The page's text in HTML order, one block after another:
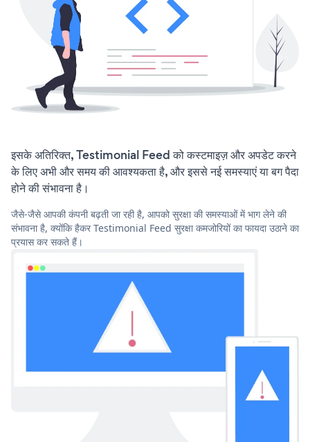
इसके अतिरिक्त, Testimonial Feed को कस्टमाइज़ और अपडेट करने
के लिए अभी और समय की आवश्यकता है, और इससे नई समस्याएं या बग पैदा
होने की संभावना है।
जैसे-जैसे आपकी कंपनी बढ़ती जा रही है, आपको सुरक्षा की समस्याओं में भाग लेने की
संभावना है, क्योंकि हैकर Testimonial Feed सुरक्षा कमजोरियों का फायदा उठाने का
प्रयास कर सकते हैं।